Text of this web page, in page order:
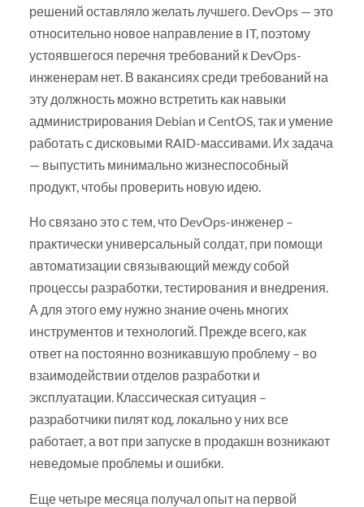
решений оставляло желать лучшего. DevOps — это
относительно новое направление в IT, поэтому
устоявшегося перечня требований к DevOps-
инженерам нет. В вакансиях среди требований на
эту должность можно встретить как навыки
администрирования Debian и CentOS, так и умение
работать с дисковыми RAID-массивами. Их задача
— выпустить минимально жизнеспособный
продукт, чтобы проверить новую идею.
Но связано это с тем, что DevOps-инженер –
практически универсальный солдат, при помощи
автоматизации связывающий между собой
процессы разработки, тестирования и внедрения.
А для этого ему нужно знание очень многих
инструментов и технологий. Прежде всего, как
ответ на постоянно возникавшую проблему – во
взаимодействии отделов разработки и
эксплуатации. Классическая ситуация –
разработчики пилят код, локально у них все
работает, а вот при запуске в продакшн возникают
неведомые проблемы и ошибки.
Еще четыре месяца получал опыт на первой